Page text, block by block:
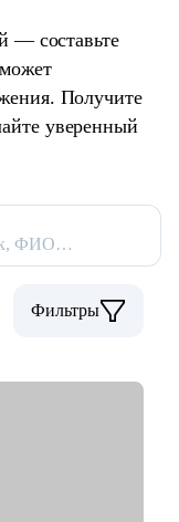
— составьте
Получите
уверенный
ФИО…
Фильтры